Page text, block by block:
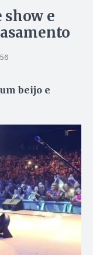
e
beijo e